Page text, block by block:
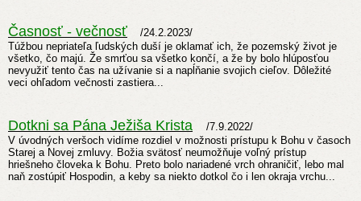
Časnosť - večnosť
/24.2.2023/
Túžbou nepriateľa ľudských duší je oklamať ich, že pozemský život je
všetko, čo majú. Že smrťou sa všetko končí, a že by bolo hlúposťou
nevyužiť tento čas na užívanie si a napĺňanie svojich cieľov. Dôležité
veci ohľadom večnosti zastiera...
Dotkni sa Pána Ježiša Krista
/7.9.2022/
V úvodných veršoch vidíme rozdiel v možnosti prístupu k Bohu v časoch
Starej a Novej zmluvy. Božia svätosť neumožňuje voľný prístup
hriešneho človeka k Bohu. Preto bolo nariadené vrch ohraničiť, lebo mal
naň zostúpiť Hospodin, a keby sa niekto dotkol čo i len okraja vrchu...